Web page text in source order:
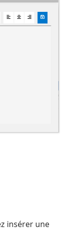
insérer une